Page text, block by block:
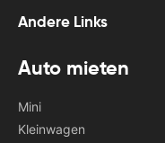
Andere Links
Auto mieten
Mini
Kleinwagen